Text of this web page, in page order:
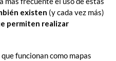
existen (y cada vez más)
permiten realizar
funcionan como mapas